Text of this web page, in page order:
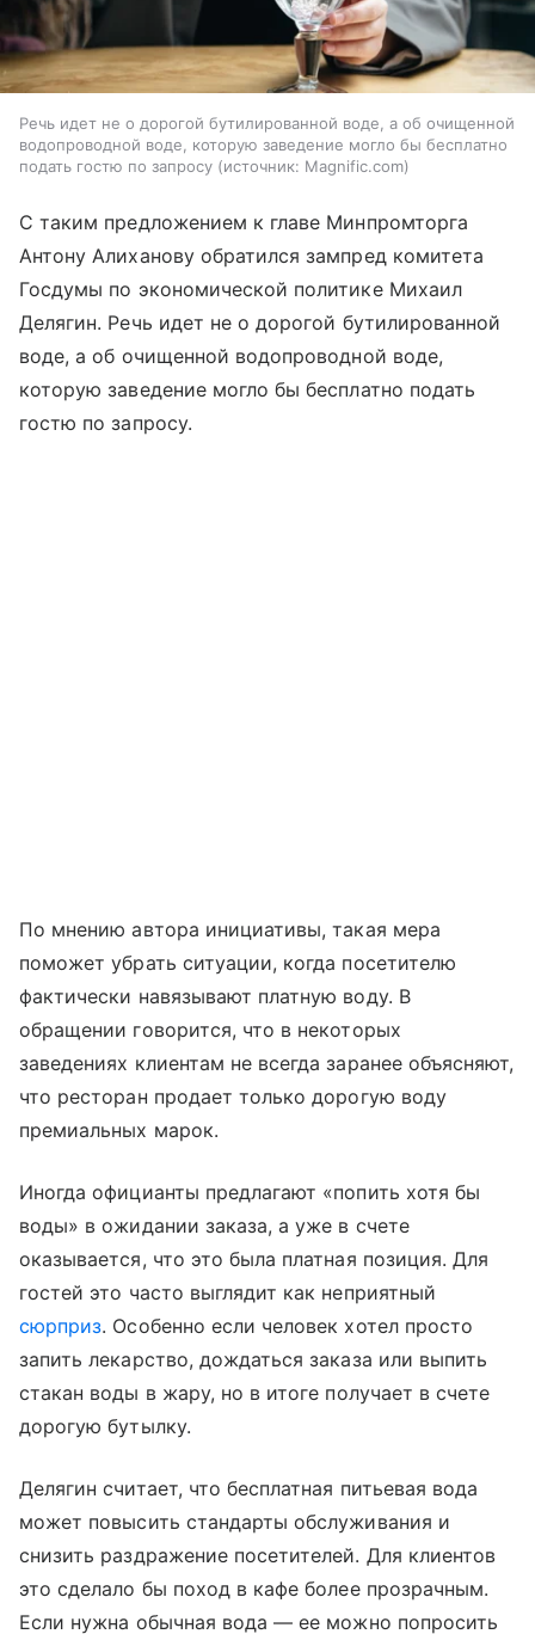
Речь идет не о дорогой бутилированной воде, а об очищенной
водопроводной воде, которую заведение могло бы бесплатно
подать гостю по запросу
источник: Magnific.com
С таким предложением к главе Минпромторга
Антону Алиханову обратился зампред комитета
Госдумы по экономической политике Михаил
Делягин. Речь идет не о дорогой бутилированной
воде, а об очищенной водопроводной воде,
которую заведение могло бы бесплатно подать
гостю по запросу.
По мнению автора инициативы, такая мера
поможет убрать ситуации, когда посетителю
фактически навязывают платную воду. В
обращении говорится, что в некоторых
заведениях клиентам не всегда заранее объясняют,
что ресторан продает только дорогую воду
премиальных марок.
Иногда официанты предлагают «попить хотя бы
воды» в ожидании заказа, а уже в счете
оказывается, что это была платная позиция. Для
гостей это часто выглядит как неприятный
сюрприз. Особенно если человек хотел просто
запить лекарство, дождаться заказа или выпить
стакан воды в жару, но в итоге получает в счете
дорогую бутылку.
Делягин считает, что бесплатная питьевая вода
может повысить стандарты обслуживания и
снизить раздражение посетителей. Для клиентов
это сделало бы поход в кафе более прозрачным.
Если нужна обычная вода — ее можно попросить